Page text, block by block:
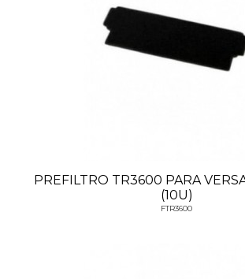
PREFILTRO TR3600 PARA
(10U)
FTR3600